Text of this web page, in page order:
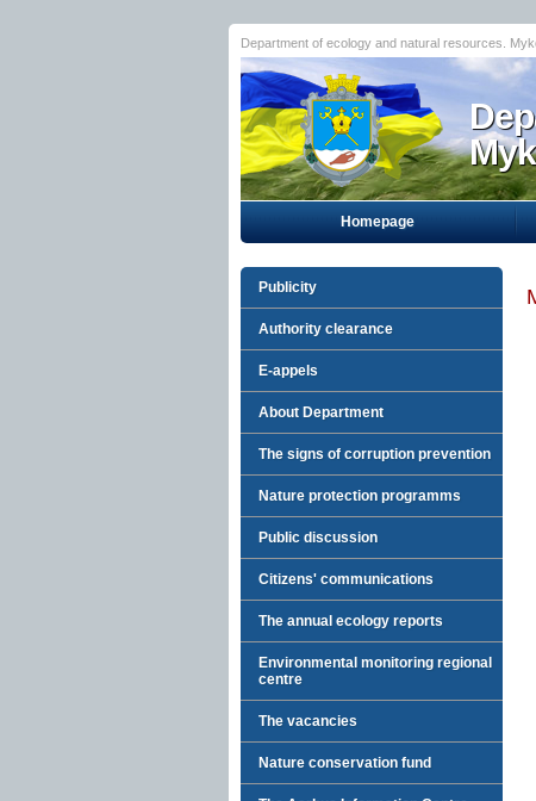
Department of ecology and natural resources.
Homepage
Publicity
Authority clearance
E-appels
About Department
The signs of corruption prevention
Nature protection programms
Public discussion
Citizens' communications
The annual ecology reports
Environmental monitoring regional
centre
The vacancies
Nature conservation fund